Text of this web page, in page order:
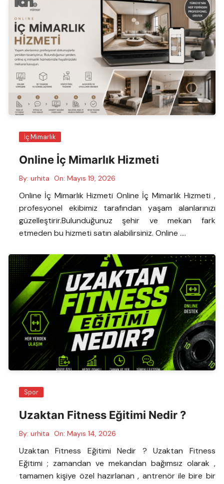
İç Mimarlık
Online İç Mimarlık Hizmeti
By: urhita On: Mayıs 19, 2026
Online İç Mimarlık Hizmeti Online İç Mimarlık Hizmeti ,
profesyonel ekibimiz tarafından yaşam alanlarınızı
güzelleştirir.Bulunduğunuz şehir ve mekan fark
etmeden bu hizmeti satın alabilirsiniz. Online ….
Spor
Uzaktan Fitness Eğitimi Nedir ?
By: urhita On: Mayıs 14, 2026
Uzaktan Fitness Eğitimi Nedir ? Uzaktan Fitness
Eğitimi ; zamandan ve mekandan bağımsız olarak ,
tamamen kişiye özel hazırlanan , antrenör ile bire bir